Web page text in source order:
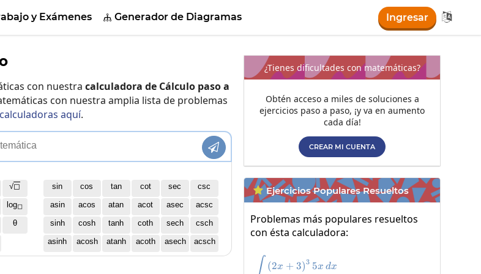
y Exámenes  Generador de Diagramas Ingresar 
con nuestra calculadora de Cálculo paso a
con nuestra amplia lista de problemas
aquí.
temática 
√◻
log◻
θ
sin cos tan cot sec
csc
asin
acos atan acot asec
acsc
sinh
cosh tanh coth sech
csch
asinh
acosh atanh acoth asech acsch
¿Tienes dificultades con matemáticas?
Obtén acceso a miles de soluciones a
ejercicios paso a paso, ¡y va en aumento
cada día!
CREAR MI CUENTA
 Ejercicios Populares Resueltos
Problemas más populares resueltos
con ésta calculadora:
\int\left(2x+3\right)^35x\:dx
∫ (2x + 3)3 5x dx